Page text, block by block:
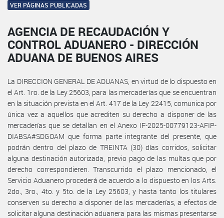
VER PÁGINAS PUBLICADAS
AGENCIA DE RECAUDACIÓN Y
CONTROL ADUANERO - DIRECCIÓN
ADUANA DE BUENOS AIRES
La DIRECCION GENERAL DE ADUANAS, en virtud de lo dispuesto en
el Art. 1ro. de la Ley 25603, para las mercaderías que se encuentran
en la situación prevista en el Art. 417 de la Ley 22415, comunica por
única vez a aquellos que acrediten su derecho a disponer de las
mercaderías que se detallan en el Anexo IF-2025-00779123-AFIP-
DIABSA#SDGOAM que forma parte integrante del presente, que
podrán dentro del plazo de TREINTA (30) días corridos, solicitar
alguna destinación autorizada, previo pago de las multas que por
derecho correspondieren. Transcurrido el plazo mencionado, el
Servicio Aduanero procederá de acuerdo a lo dispuesto en los Arts.
2do., 3ro., 4to. y 5to. de la Ley 25603, y hasta tanto los titulares
conserven su derecho a disponer de las mercaderías, a efectos de
solicitar alguna destinación aduanera para las mismas presentarse